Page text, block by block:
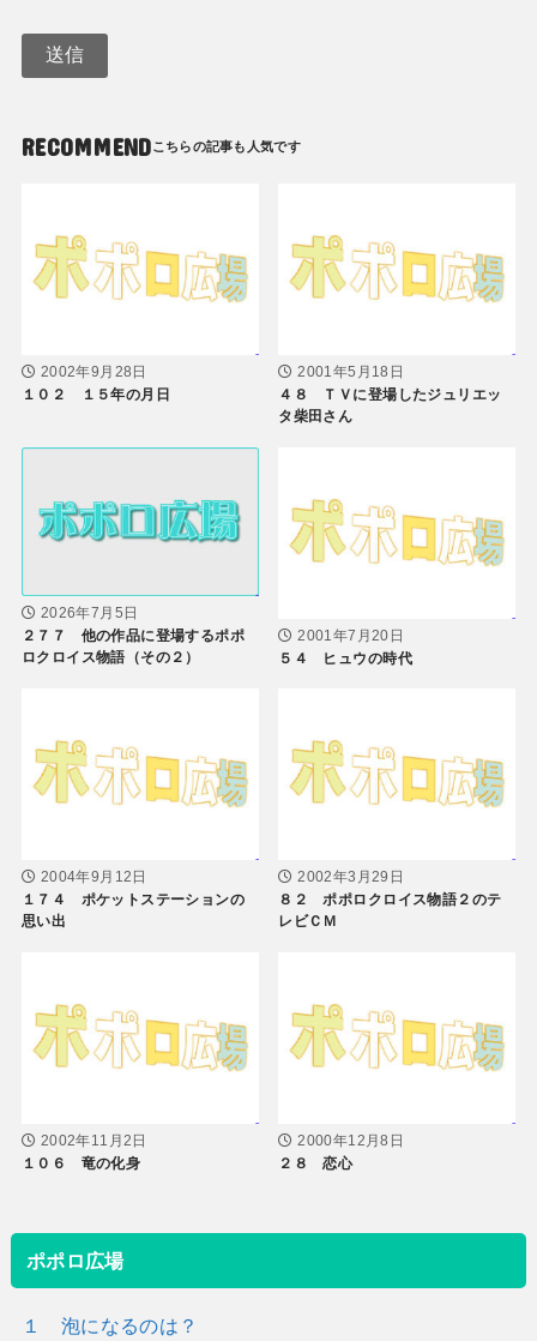
RECOMMEND
2002年9月28日
１０２ １５年の月日
2001年5月18日
４８ ＴＶに登場したジュリエッ
タ柴田さん
2026年7月5日
２７７ 他の作品に登場するポポ
ロクロイス物語（その２）
2001年7月20日
５４ ヒュウの時代
2004年9月12日
１７４ ポケットステーションの
思い出
2002年3月29日
８２ ポポロクロイス物語２のテ
レビＣＭ
2002年11月2日
１０６ 竜の化身
2000年12月8日
２８ 恋心
ポポロ広場
１ 泡になるのは？